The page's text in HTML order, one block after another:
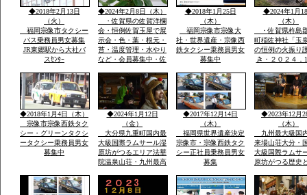
いしい星がきれい１３
００ｍ級天然温泉最高
間を通じて屋台
り・流鏑馬神事
◆2018年2月13日
（火）
福岡宗像市タクシー
バス乗務員男女募集
JR東郷駅から大社バ
スｾﾝﾀｰ
◆2024年2月8日（木）
・佐賀県の佐賀洋欄
会・恒例佐賀玉屋で展
示会・色・葉・根元・
苔・温度管理・水やり
など・会員募集中・佐
９０７７－５５３５・
大島まで
◆2018年1月25日
（木）
福岡宗像市宗像大
社・世界遺産・宗像西
鉄タクシー乗務員男女
募集中
◆2024年1月
（木）
・佐賀県杵島
町稲佐神社「玉
の恒例の火振り
き・２０２４．
伝統祭り実行・
駐車あり家内安
他祈願火渡り参
ます近くに水汲
名な縫いの池水
◆2018年1月4日（木）
宗像市宗像西鉄タク
シー・グリーンタクシ
ータクシー乗務員男女
募集中
◆2024年1月12日
（金）
大分県九重町国内最
大級国際ラムサール湿
原坊がつるエリア法華
院温泉山荘・九州最高
雪・雪・雪で12月23日
恒例「感謝祭」全国か
◆2017年12月14日
（木）
福岡県世界遺産決定
宗像市・宗像西鉄タク
シー正社員乗務員男女
募集
◆2023年12月
（木）
九州最大級国
来場山荘大分・
大級国際ラムサ
原坊がつる歴史
然温泉の法華院
荘の歌「法華院